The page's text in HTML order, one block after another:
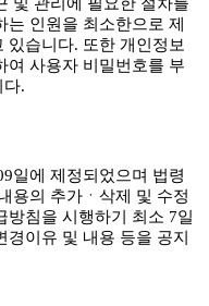
는 인원을 최소한으로 제
있습니다. 또한 개인정보
여 사용자 비밀번호를 부
다.
일에 제정되었으며 법령
용의 추가ㆍ삭제 및 수정
방침을 시행하기 최소 7일
이유 및 내용 등을 공지